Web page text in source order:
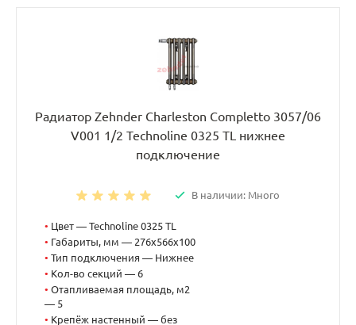
Радиатор Zehnder Charleston Completto 3057/06
V001 1/2 Technoline 0325 TL нижнее
подключение
В наличии: Много
• Цвет — Technoline 0325 TL
• Габариты, мм — 276x566x100
• Тип подключения — Нижнее
• Кол-во секций — 6
• Отапливаемая площадь, м2
— 5
• Крепёж настенный — без